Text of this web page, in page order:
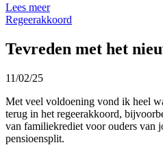
Lees meer
Regeerakkoord
Tevreden met het
11/02/25
Met veel voldoening vond ik heel
terug in het regeerakkoord,
van familiekrediet voor ouders van
pensioensplit.